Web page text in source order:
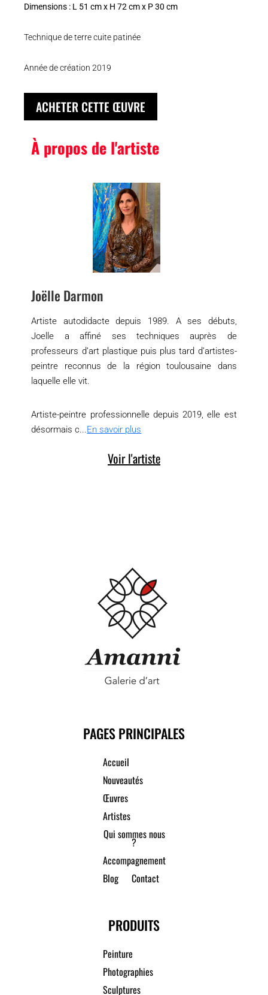
Dimensions : L 51 cm x H 72 cm x P 30 cm
Technique de terre cuite patinée
Année de création 2019
ACHETER CETTE ŒUVRE
À propos de l'artiste
Joëlle Darmon
Artiste autodidacte depuis 1989. A ses débuts,
Joelle a affiné ses techniques auprès de
professeurs d’art plastique puis plus tard d’artistes-
peintre reconnus de la région toulousaine dans
laquelle elle vit.
Artiste-peintre professionnelle depuis 2019, elle est
désormais c...En savoir plus
Voir l'artiste
PAGES PRINCIPALES
Accueil
Nouveautés
Œuvres
Artistes
Qui sommes nous
?
Accompagnement
Blog
Contact
PRODUITS
Peinture
Photographies
Sculptures